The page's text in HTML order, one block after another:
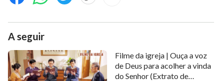
A seguir
Filme da igreja | Ouça a voz
de Deus para acolher a vinda
do Senhor (Extrato de